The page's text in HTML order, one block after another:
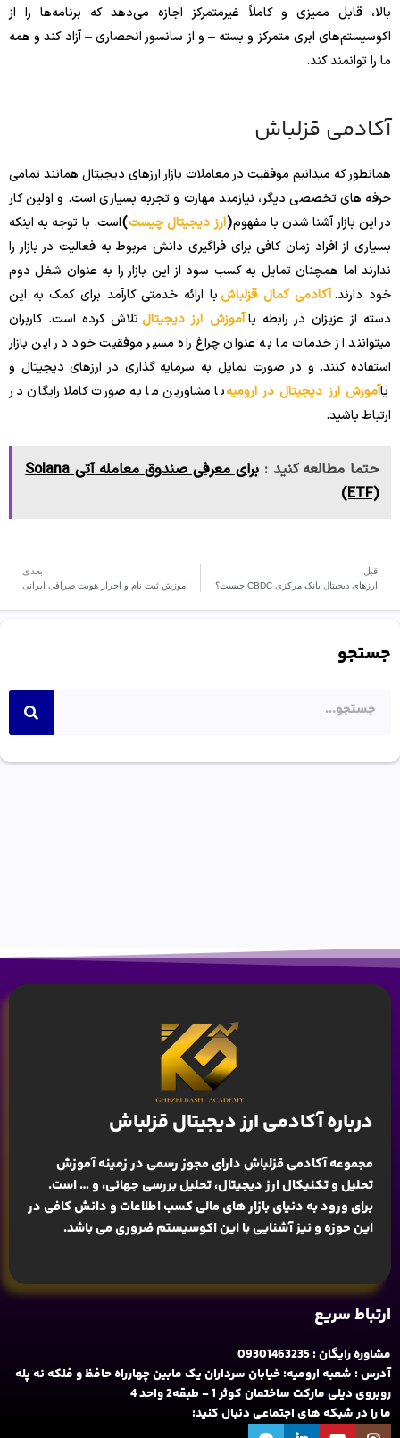
بالا، قابل ممیزی و کاملاً غیرمتمرکز اجازه می‌دهد که برنامه‌ها را از
اکوسیستم‌های ابری متمرکز و بسته – و از سانسور انحصاری – آزاد کند و همه
ما را توانمند کند.
آکادمی قزلباش
همانطور که میدانیم موفقیت در معاملات بازار ارزهای دیجیتال همانند تمامی
حرفه های تخصصی دیگر، نیازمند مهارت و تجربه بسیاری است. و اولین کار
در این بازار آشنا شدن با مفهوم(ارز دیجیتال چیست)است. با توجه به اینکه
بسیاری از افراد زمان کافی برای فراگیری دانش مربوط به فعالیت در بازار را
ندارند اما همچنان تمایل به کسب سود از این بازار را به عنوان شغل دوم
خود دارند.آکادمی کمال قزلباشبا ارائه خدمتی کارآمد برای کمک به این
دسته از عزیزان در رابطه باآموزش ارز دیجیتالتلاش کرده است. کاربران
میتوانند از خدمات ما به عنوان چراغ راه مسیر موفقیت خود در این بازار
استفاده کنند. و در صورت تمایل به سرمایه گذاری در ارزهای دیجیتال و
یاآموزش ارز دیجیتال در ارومیهبا مشاورین ما به صورت کاملا رایگان در
ارتباط باشید.
حتما مطالعه کنید :
برای معرفی صندوق معامله آتی Solana
(ETF)
قبل
ارزهای دیجیتال بانک مرکزی CBDC چیست؟
بعدی
آموزش ثبت نام و احراز هویت صرافی ایرانی
جستجو
درباره آکادمی ارز دیجیتال قزلباش
مجموعه آکادمی قزلباش دارای مجوز رسمی در زمینهآموزش
تحلیل و تکنیکال ارز دیجیتال، تحلیل بررسی جهانی، و … است.
برای ورود به دنیای بازار های مالی کسب اطلاعات و دانش کافی در
این حوزه و نیز آشنایی با این اکوسیستم ضروری می باشد.
ارتباط سریع
مشاوره رایگان : 09301463235
آدرس : شعبه ارومیه: خیابان سرداران یک مابین چهارراه حافظ و فلکه نه پله
روبروی دیلی مارکت ساختمان کوثر 1 - طبقه2 واحد 4
ما را در شبکه های اجتماعی دنبال کنید: